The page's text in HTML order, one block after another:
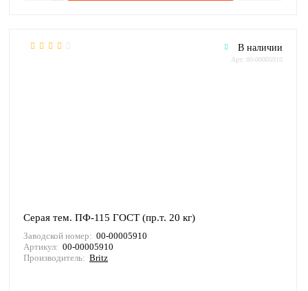
В наличии
Арт: 00-00005910
Серая тем. ПФ-115 ГОСТ (пр.т. 20 кг)
Заводской номер: 00-00005910
Артикул: 00-00005910
Производитель: Britz